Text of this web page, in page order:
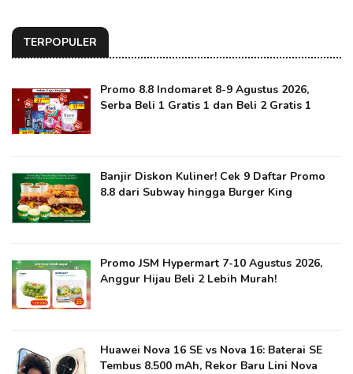
TERPOPULER
Promo 8.8 Indomaret 8-9 Agustus 2026,
Serba Beli 1 Gratis 1 dan Beli 2 Gratis 1
Banjir Diskon Kuliner! Cek 9 Daftar Promo
8.8 dari Subway hingga Burger King
Promo JSM Hypermart 7-10 Agustus 2026,
Anggur Hijau Beli 2 Lebih Murah!
Huawei Nova 16 SE vs Nova 16: Baterai SE
Tembus 8.500 mAh, Rekor Baru Lini Nova